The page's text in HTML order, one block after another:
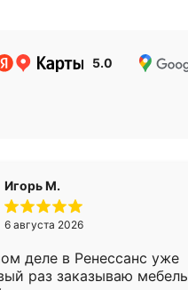
5.0
Игорь М.
6 августа 2026
деле в Ренессанс уже
раз заказываю мебель